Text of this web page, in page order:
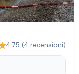
4.75 (4 recensioni)